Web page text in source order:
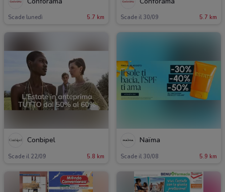
Scade lunedì 5.7 km Scade il 30/09 5.7 km
Conbipel
Scade il 22/09 5.8 km
Naïma
Scade il 30/08 5.9 km